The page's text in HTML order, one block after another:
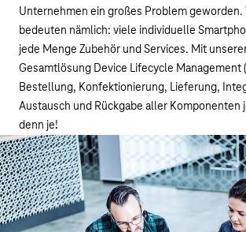
Unternehmen ein großes Problem
bedeuten nämlich: viele individuelle
jede Menge Zubehör und Services. Mit
Gesamtlösung Device Lifecycle Management
Bestellung, Konfektionierung, Lieferung,
Austausch und Rückgabe aller Komponenten
denn je!